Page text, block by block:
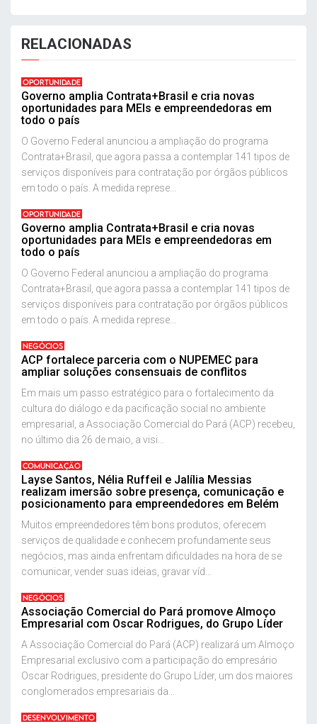
RELACIONADAS
OPORTUNIDADE
Governo amplia Contrata+Brasil e cria novas
oportunidades para MEIs e empreendedoras em
todo o país
O Governo Federal anunciou a ampliação do programa
Contrata+Brasil, que agora passa a contemplar 141 tipos de
serviços disponíveis para contratação por órgãos públicos
em todo o país. A medida represe...
OPORTUNIDADE
Governo amplia Contrata+Brasil e cria novas
oportunidades para MEIs e empreendedoras em
todo o país
O Governo Federal anunciou a ampliação do programa
Contrata+Brasil, que agora passa a contemplar 141 tipos de
serviços disponíveis para contratação por órgãos públicos
em todo o país. A medida represe...
NEGÓCIOS
ACP fortalece parceria com o NUPEMEC para
ampliar soluções consensuais de conflitos
Em mais um passo estratégico para o fortalecimento da
cultura do diálogo e da pacificação social no ambiente
empresarial, a Associação Comercial do Pará (ACP) recebeu,
no último dia 26 de maio, a visi...
COMUNICAÇÃO
Layse Santos, Nélia Ruffeil e Jalília Messias
realizam imersão sobre presença, comunicação e
posicionamento para empreendedores em Belém
Muitos empreendedores têm bons produtos, oferecem
serviços de qualidade e conhecem profundamente seus
negócios, mas ainda enfrentam dificuldades na hora de se
comunicar, vender suas ideias, gravar víd...
NEGÓCIOS
Associação Comercial do Pará promove Almoço
Empresarial com Oscar Rodrigues, do Grupo Líder
A Associação Comercial do Pará (ACP) realizará um Almoço
Empresarial exclusivo com a participação do empresário
Oscar Rodrigues, presidente do Grupo Líder, um dos maiores
conglomerados empresariais da...
DESENVOLVIMENTO